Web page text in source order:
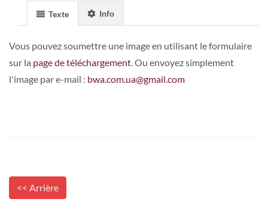
Texte Info
Vous pouvez soumettre une image en utilisant le formulaire
sur la page de téléchargement. Ou envoyez simplement
l'image par e-mail : bwa.com.ua@gmail.com
<< Arrière